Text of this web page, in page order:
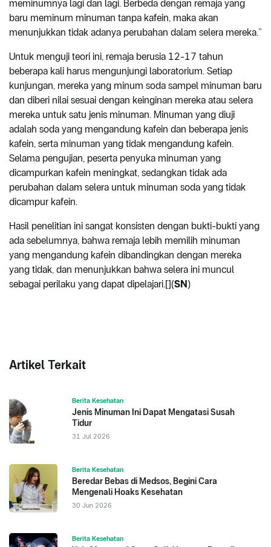
meminumnya lagi dan lagi. Berbeda dengan remaja yang
baru meminum minuman tanpa kafein, maka akan
menunjukkan tidak adanya perubahan dalam selera mereka.”
Untuk menguji teori ini, remaja berusia 12-17 tahun
beberapa kali harus mengunjungi laboratorium. Setiap
kunjungan, mereka yang minum soda sampel minuman baru
dan diberi nilai sesuai dengan keinginan mereka atau selera
mereka untuk satu jenis minuman. Minuman yang diuji
adalah soda yang mengandung kafein dan beberapa jenis
kafein, serta minuman yang tidak mengandung kafein.
Selama pengujian, peserta penyuka minuman yang
dicampurkan kafein meningkat, sedangkan tidak ada
perubahan dalam selera untuk minuman soda yang tidak
dicampur kafein.
Hasil penelitian ini sangat konsisten dengan bukti-bukti yang
ada sebelumnya, bahwa remaja lebih memilih minuman
yang mengandung kafein dibandingkan dengan mereka
yang tidak, dan menunjukkan bahwa selera ini muncul
sebagai perilaku yang dapat dipelajari.[](SN)
Artikel Terkait
Berita Kesehatan
Jenis Minuman Ini Dapat Mengatasi Susah
Tidur
31 Jul 2026
Berita Kesehatan
Beredar Bebas di Medsos, Begini Cara
Mengenali Hoaks Kesehatan
30 Jun 2026
Berita Kesehatan